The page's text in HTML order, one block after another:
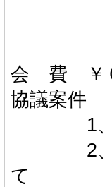
会
協議案件
1、次
2、直近
て